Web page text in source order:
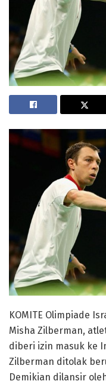
KOMITE Olimpiade
Misha Zilberman,
diberi izin masuk ke
Zilberman ditolak
Demikian dilansir